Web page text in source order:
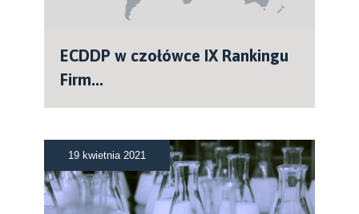
ECDDP w czołówce IX Rankingu
Firm...
19 kwietnia 2021